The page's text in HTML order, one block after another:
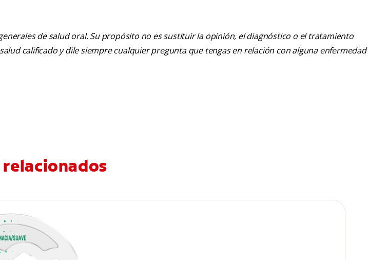
de salud oral. Su propósito no es sustituir la opinión, el diagnóstico o el tratamiento
calificado y dile siempre cualquier pregunta que tengas en relación con alguna enfermedad